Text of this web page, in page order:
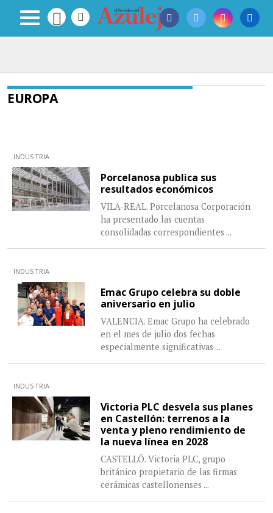
EUROPA
INDUSTRIA
Porcelanosa publica sus
resultados económicos
VILA-REAL. Porcelanosa Corporación
ha presentado las cuentas
consolidadas correspondientes ...
INDUSTRIA
Emac Grupo celebra su doble
aniversario en julio
VALENCIA. Emac Grupo ha celebrado
en el mes de julio dos fechas
especialmente significativas ...
INDUSTRIA
Victoria PLC desvela sus planes
en Castellón: terrenos a la
venta y pleno rendimiento de
la nueva línea en 2028
CASTELLÓ. Victoria PLC, grupo
británico propietario de las firmas
cerámicas castellonenses ...